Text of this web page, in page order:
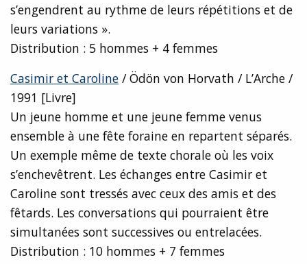
s’engendrent au rythme de leurs répétitions et de
leurs variations ».
Distribution : 5 hommes + 4 femmes
Casimir et Caroline / Ödön von Horvath / L’Arche /
1991 [Livre]
Un jeune homme et une jeune femme venus
ensemble à une fête foraine en repartent séparés.
Un exemple même de texte chorale où les voix
s’enchevêtrent. Les échanges entre Casimir et
Caroline sont tressés avec ceux des amis et des
fêtards. Les conversations qui pourraient être
simultanées sont successives ou entrelacées.
Distribution : 10 hommes + 7 femmes